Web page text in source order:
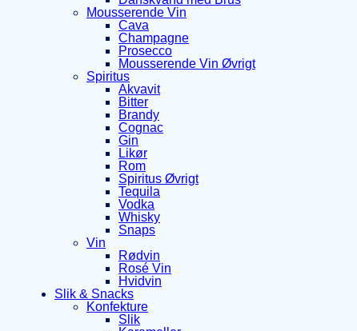
Mousserende Vin
Cava
Champagne
Prosecco
Mousserende Vin Øvrigt
Spiritus
Akvavit
Bitter
Brandy
Cognac
Gin
Likør
Rom
Spiritus Øvrigt
Tequila
Vodka
Whisky
Snaps
Vin
Rødvin
Rosé Vin
Hvidvin
Slik & Snacks
Konfekture
Slik